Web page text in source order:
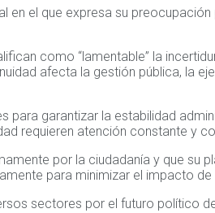
el que expresa su
como “lamentable” la
afecta la gestión pública, la
garantizar la estabilidad
requieren atención constante y
por la ciudadanía y que su
para minimizar el impacto
sectores por el futuro político